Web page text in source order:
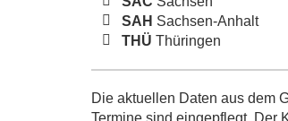
SAH Sachsen-Anhalt
THÜ Thüringen
Die aktuellen Daten aus dem
Termine sind eingepflegt. Der